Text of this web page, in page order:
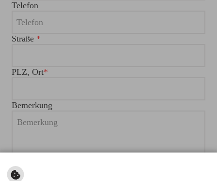
Telefon
Straße
PLZ, Ort
Bemerkung
dass Ihre Daten zur Bearbeitung Ihres Anliegens verwendet